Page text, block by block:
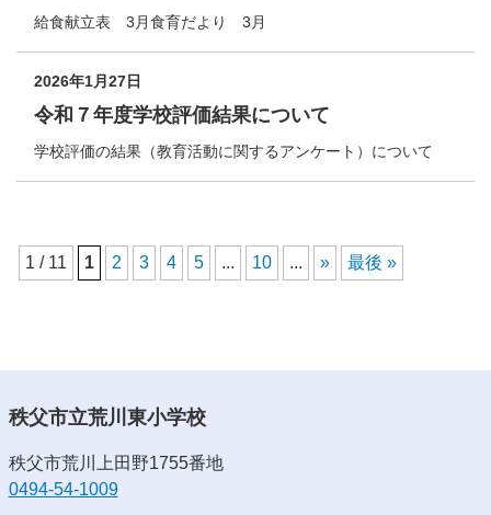
給食献立表 3月食育だより 3月
2026年1月27日
令和７年度学校評価結果について
学校評価の結果（教育活動に関するアンケート）について
1 / 11 1 2 3 4 5 ... 10 ... » 最後 »
秩父市立荒川東小学校
秩父市荒川上田野1755番地
0494-54-1009